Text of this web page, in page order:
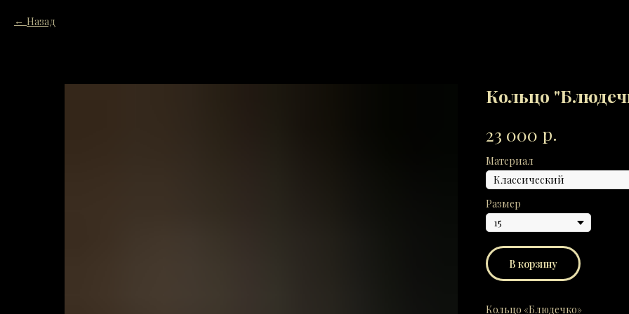
Назад
Кольцо
23 000 р.
Материал
Размер
В корзину
Кольцо «Блюдечко»